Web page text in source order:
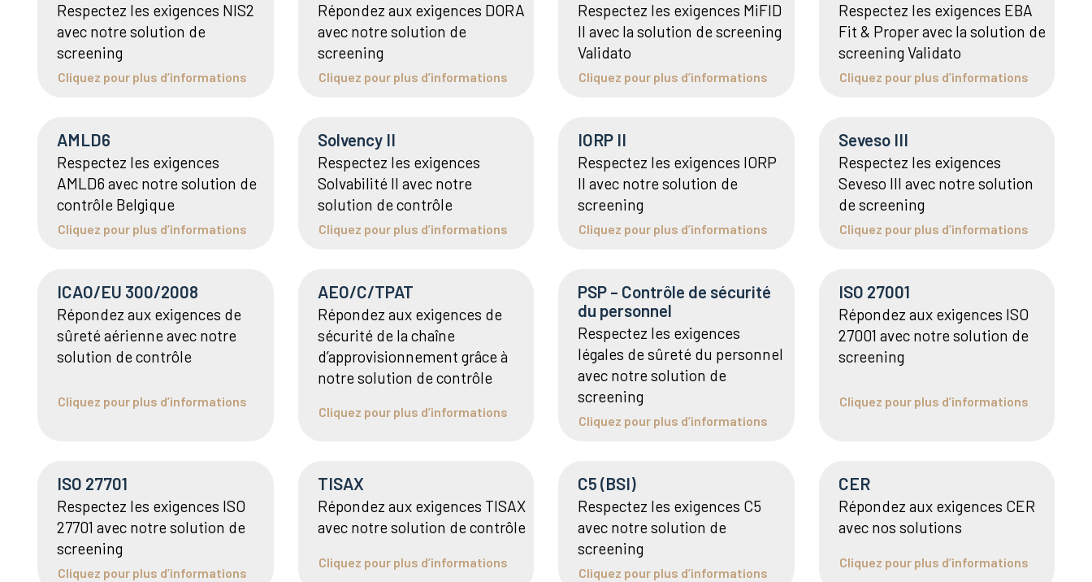
Respectez les exigences NIS2
avec notre solution de
screening
Cliquez pour plus d’informations
Répondez aux exigences DORA
avec notre solution de
screening
Cliquez pour plus d’informations
Respectez les exigences MiFID
II avec la solution de screening
Validato
Cliquez pour plus d’informations
Respectez les exigences EBA
Fit & Proper avec la solution de
screening Validato
Cliquez pour plus d’informations
AMLD6
Respectez les exigences
AMLD6 avec notre solution de
contrôle Belgique
Cliquez pour plus d’informations
Solvency II
Respectez les exigences
Solvabilité II avec notre
solution de contrôle
Cliquez pour plus d’informations
IORP II
Respectez les exigences IORP
II avec notre solution de
screening
Cliquez pour plus d’informations
Seveso III
Respectez les exigences
Seveso III avec notre solution
de screening
Cliquez pour plus d’informations
ICAO/EU 300/2008
Répondez aux exigences de
sûreté aérienne avec notre
solution de contrôle
Cliquez pour plus d’informations
AEO/C/TPAT
Répondez aux exigences de
sécurité de la chaîne
d’approvisionnement grâce à
notre solution de contrôle
Cliquez pour plus d’informations
PSP – Contrôle de sécurité
du personnel
Respectez les exigences
légales de sûreté du personnel
avec notre solution de
screening
Cliquez pour plus d’informations
ISO 27001
Répondez aux exigences ISO
27001 avec notre solution de
screening
Cliquez pour plus d’informations
ISO 27701
Respectez les exigences ISO
27701 avec notre solution de
screening
Cliquez pour plus d’informations
TISAX
Répondez aux exigences TISAX
avec notre solution de contrôle
Cliquez pour plus d’informations
C5 (BSI)
Respectez les exigences C5
avec notre solution de
screening
Cliquez pour plus d’informations
CER
Répondez aux exigences CER
avec nos solutions
Cliquez pour plus d’informations